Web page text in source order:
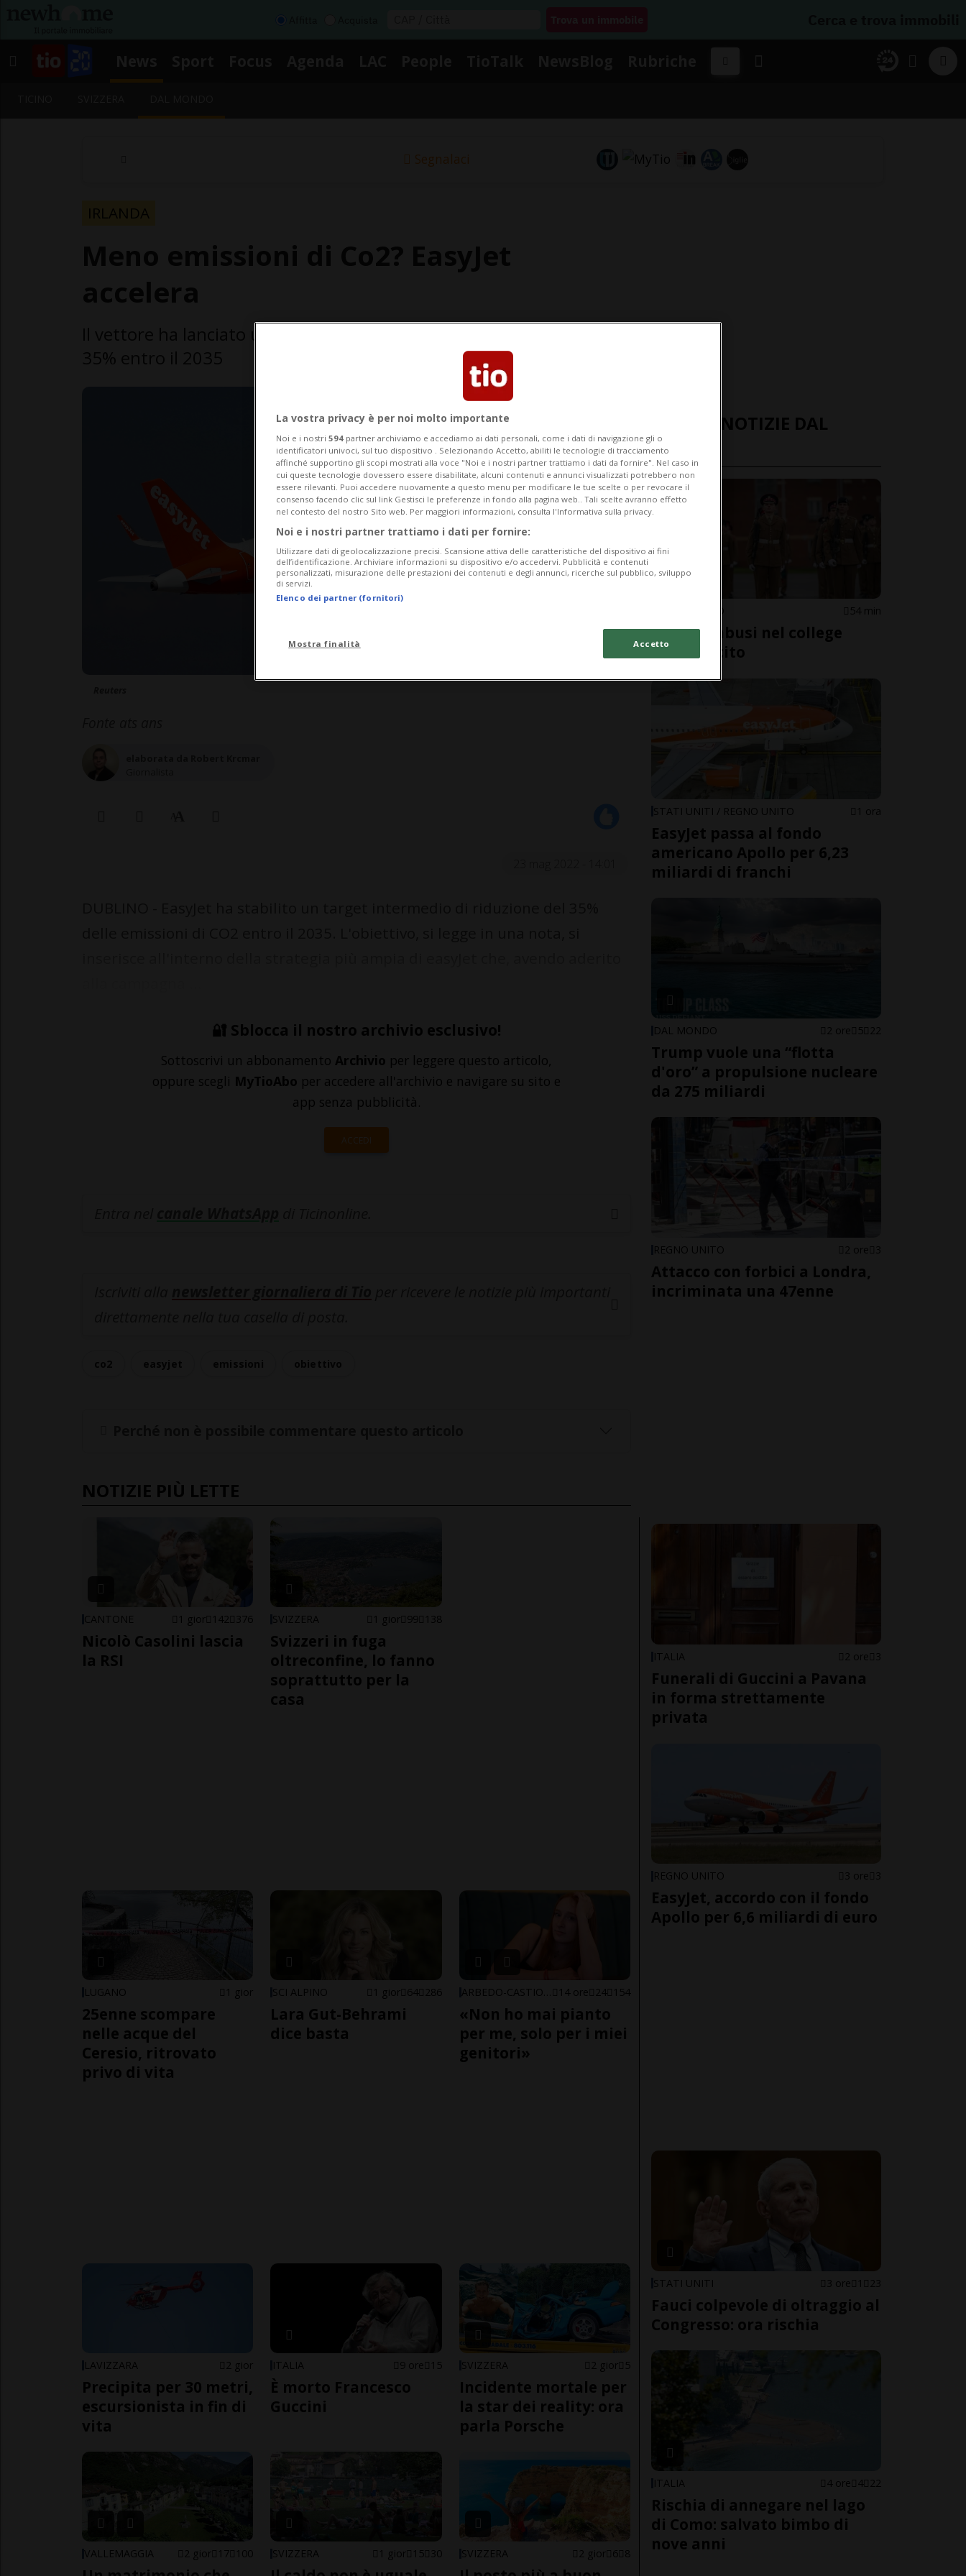
Segnalaci
IRLANDA
🔐 Sblocca il nostro archivio esclusivo!
Sottoscrivi un abbonamento Archivio per leggere questo articolo,
oppure scegli MyTioAbo per accedere all'archivio e navigare su sito e
app senza pubblicità.
ACCEDI
NOTIZIE PIÙ LETTE
CANTONE 1 gior 142 376
Nicolò Casolini lascia
la RSI
SVIZZERA 1 gior 99 138
Svizzeri in fuga
oltreconfine, lo fanno
soprattutto per la
casa
LUGANO 1 gior
25enne scompare
nelle acque del
Ceresio, ritrovato
privo di vita
SCI ALPINO 1 gior 64 286
Lara Gut-Behrami
dice basta
14 ore 24 154
«Non ho mai pianto
per me, solo per i miei
genitori»
LAVIZZARA 2 gior
Precipita per 30 metri,
escursionista in fin di
vita
ITALIA 9 ore 15
È morto Francesco
Guccini
SVIZZERA 2 gior 5
Incidente mortale per
la star dei reality: ora
parla Porsche
VALLEMAGGIA 2 gior 17 100 SVIZZERA 1 gior 15 30 SVIZZERA 2 gior 6 8
ULTIME NOTIZIE DAL
MONDO
54 min
Stupri e abusi nel college
dell’esercito
STATI UNITI / REGNO UNITO 1 ora
EasyJet passa al fondo
americano Apollo per 6,23
miliardi di franchi
DAL MONDO 2 ore 5 22
Trump vuole una “flotta
d'oro” a propulsione nucleare
da 275 miliardi
REGNO UNITO 2 ore 3
Attacco con forbici a Londra,
incriminata una 47enne
ITALIA 2 ore 3
Funerali di Guccini a Pavana
in forma strettamente
privata
REGNO UNITO 3 ore 3
EasyJet, accordo con il fondo
Apollo per 6,6 miliardi di euro
STATI UNITI 3 ore 1 23
Fauci colpevole di oltraggio al
Congresso: ora rischia
ITALIA 4 ore 4 22
Rischia di annegare nel lago
di Como: salvato bimbo di
nove anni
La vostra privacy è per noi molto importante
Noi e i nostri 594 partner archiviamo e accediamo ai dati personali, come i dati di navigazione gli o
identificatori univoci, sul tuo dispositivo . Selezionando Accetto, abiliti le tecnologie di tracciamento
affinché supportino gli scopi mostrati alla voce "Noi e i nostri partner trattiamo i dati da fornire". Nel caso in
cui queste tecnologie dovessero essere disabilitate, alcuni contenuti e annunci visualizzati potrebbero non
essere rilevanti. Puoi accedere nuovamente a questo menu per modificare le tue scelte o per revocare il
consenso facendo clic sul link Gestisci le preferenze in fondo alla pagina web.. Tali scelte avranno effetto
nel contesto del nostro Sito web. Per maggiori informazioni, consulta l'Informativa sulla privacy.
Noi e i nostri partner trattiamo i dati per fornire:
Utilizzare dati di geolocalizzazione precisi. Scansione attiva delle caratteristiche del dispositivo ai fini
dell’identificazione. Archiviare informazioni su dispositivo e/o accedervi. Pubblicità e contenuti
personalizzati, misurazione delle prestazioni dei contenuti e degli annunci, ricerche sul pubblico, sviluppo
di servizi.
Elenco dei partner (fornitori)
Mostra finalità Accetto